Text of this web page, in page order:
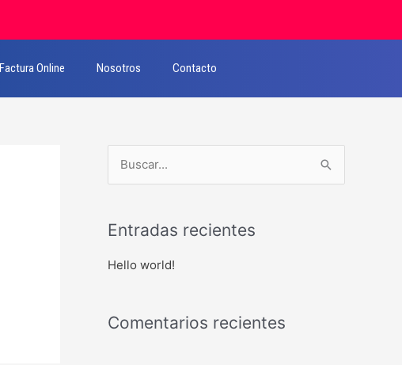
Factura Online Nosotros Contacto
c
a
o
Entradas recientes
Hello world!
Comentarios recientes